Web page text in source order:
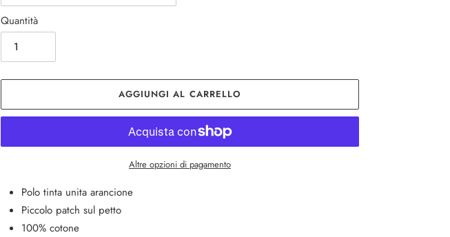
Quantità
AGGIUNGI AL CARRELLO
Altre opzioni di pagamento
Inserimento
del
prodotto
Polo tinta unita arancione
Piccolo patch sul petto
100% cotone